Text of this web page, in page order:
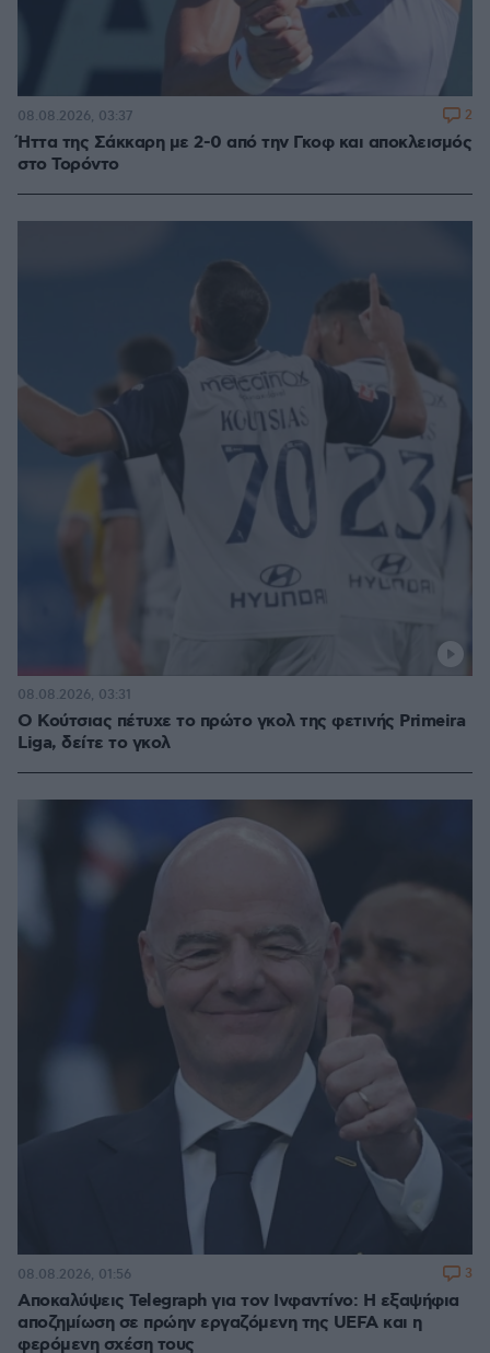
Ήττα της Σάκκαρη με 2-0 από την Γκοφ και αποκλεισμός
στο Τορόντο
08.08.2026, 03:37 2
Ο Κούτσιας πέτυχε το πρώτο γκολ της φετινής Primeira
Liga, δείτε το γκολ
08.08.2026, 03:31
Αποκαλύψεις Telegraph για τον Ινφαντίνο: Η εξαψήφια
αποζημίωση σε πρώην εργαζόμενη της UEFA και η
φερόμενη σχέση τους
08.08.2026, 01:56 3